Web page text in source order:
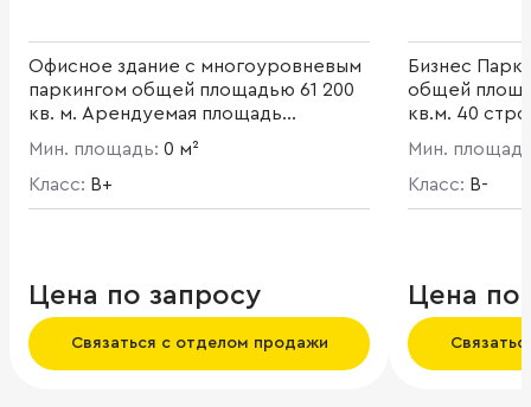
Офисное здание с многоуровневым
паркингом общей площадью 61 200
кв. м. Арендуемая площадь
составляет 38 450 кв. м.
Мин. площадь: 0 м²
Класс: B+
Цена по запросу
Связаться с отделом продажи
Бизнес Парк
общей
кв.м. 40
территории
помещения
большие
Мин.
Класс: B-
Цена по